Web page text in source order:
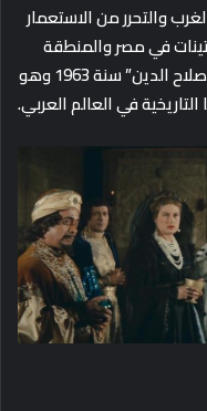
والتحرر من الاستعمار
في مصر والمنطقة
العربية كلها.. وأخرج شاهين فيلم “الناصر صلاح الدين” سنة 1963 وهو
في العالم العربي.